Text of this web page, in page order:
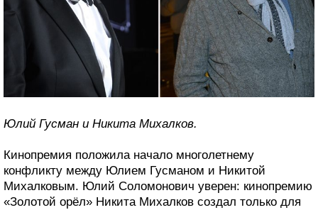
Юлий Гусман и Никита Михалков.
Кинопремия положила начало многолетнему
конфликту между Юлием Гусманом и Никитой
Михалковым. Юлий Соломонович уверен: кинопремию
«Золотой орёл» Никита Михалков создал только для